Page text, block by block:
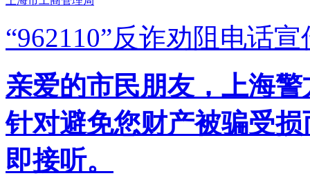
“962110”反诈劝阻电话宣
亲爱的市民朋友，上海
针对避免您财产被骗受
即接听。